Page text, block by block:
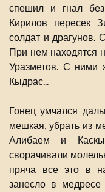
спешил и гнал
Кирилов пересек
солдат и драгунов.
При нем находятся
Уразметов. С ними
Кыдрас...
Гонец умчался
мешкая, убрать из
Алибаем и
сворачивали
пряча все это в
занесло в